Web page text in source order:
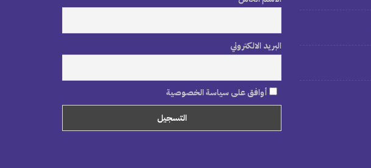
البريد الالكتروني
أوافق على سياسة الخصوصية